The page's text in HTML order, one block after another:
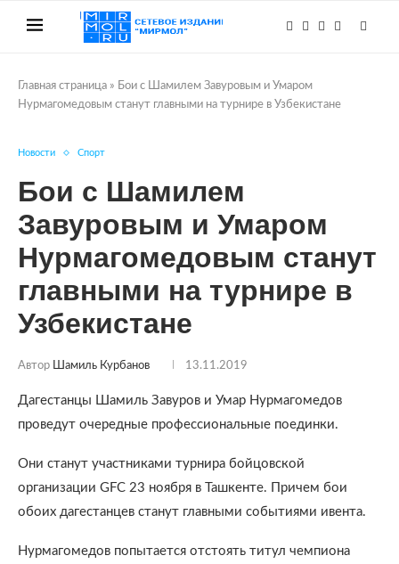
Главная страница » Бои с Шамилем Завуровым и Умаром
Нурмагомедовым станут главными на турнире в Узбекистане
Новости Спорт
Бои с Шамилем
Завуровым и Умаром
Нурмагомедовым станут
главными на турнире в
Узбекистане
Автор Шамиль Курбанов 13.11.2019
Дагестанцы Шамиль Завуров и Умар Нурмагомедов
проведут очередные профессиональные поединки.
Они станут участниками турнира бойцовской
организации GFC 23 ноября в Ташкенте. Причем бои
обоих дагестанцев станут главными событиями ивента.
Нурмагомедов попытается отстоять титул чемпиона